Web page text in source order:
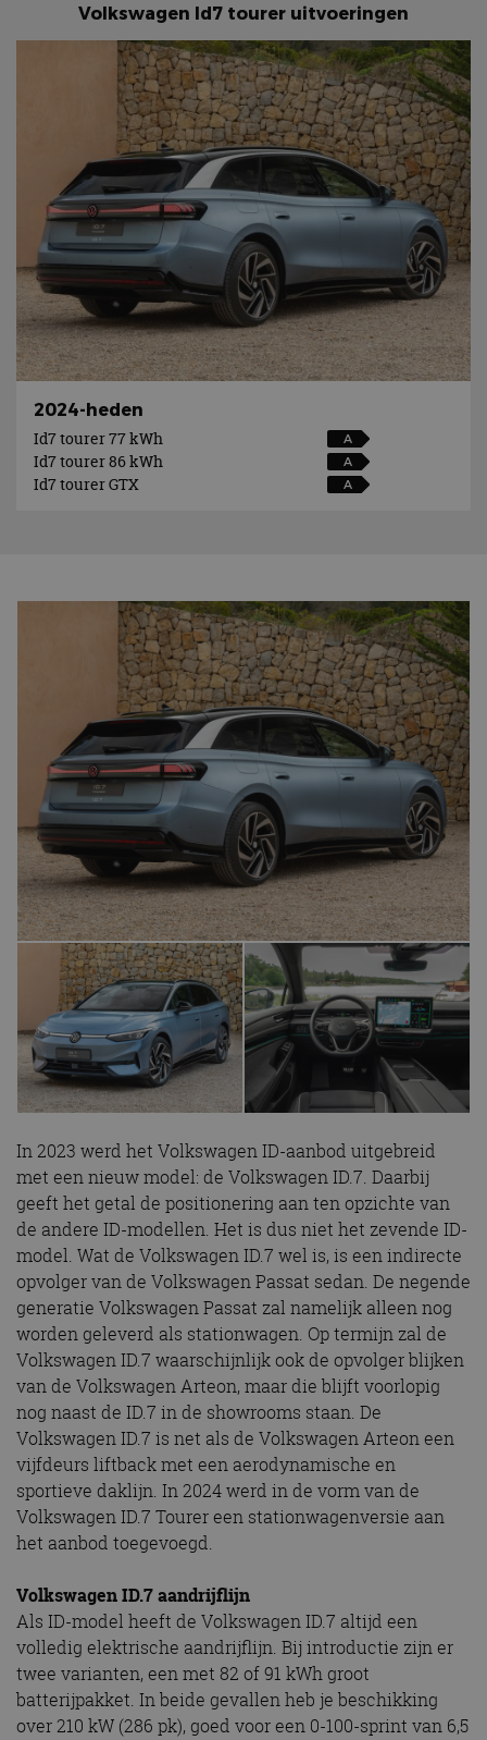
Volkswagen Id7 tourer uitvoeringen
2024-heden
Id7 tourer 77 kWh
A
Id7 tourer 86 kWh A
Id7 tourer GTX A
In 2023 werd het Volkswagen ID-aanbod uitgebreid
met een nieuw model: de Volkswagen ID.7. Daarbij
geeft het getal de positionering aan ten opzichte van
de andere ID-modellen. Het is dus niet het zevende ID-
model. Wat de Volkswagen ID.7 wel is, is een indirecte
opvolger van de Volkswagen Passat sedan. De negende
generatie Volkswagen Passat zal namelijk alleen nog
worden geleverd als stationwagen. Op termijn zal de
Volkswagen ID.7 waarschijnlijk ook de opvolger blijken
van de Volkswagen Arteon, maar die blijft voorlopig
nog naast de ID.7 in de showrooms staan. De
Volkswagen ID.7 is net als de Volkswagen Arteon een
vijfdeurs liftback met een aerodynamische en
sportieve daklijn. In 2024 werd in de vorm van de
Volkswagen ID.7 Tourer een stationwagenversie aan
het aanbod toegevoegd.
Volkswagen ID.7 aandrijflijn
Als ID-model heeft de Volkswagen ID.7 altijd een
volledig elektrische aandrijflijn. Bij introductie zijn er
twee varianten, een met 82 of 91 kWh groot
batterijpakket. In beide gevallen heb je beschikking
over 210 kW (286 pk), goed voor een 0-100-sprint van 6,5